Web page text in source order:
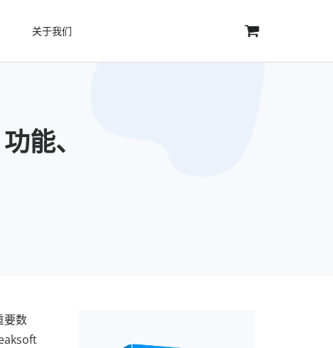
关于我们
能、
要数